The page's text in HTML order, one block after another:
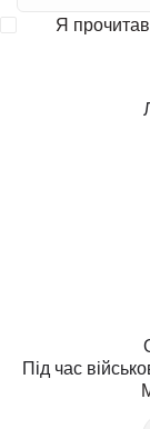
Я прочитав
Під час